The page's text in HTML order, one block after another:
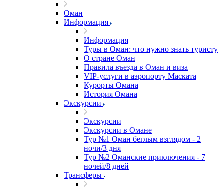
Оман
Информация
Информация
Туры в Оман: что нужно знать туристу
О стране Оман
Правила въезда в Оман и виза
VIP-услуги в аэропорту Маската
Курорты Омана
История Омана
Экскурсии
Экскурсии
Экскурсии в Омане
Тур №1 Оман беглым взглядом - 2
ночи/3 дня
Тур №2 Оманские приключения - 7
ночей/8 дней
Трансферы